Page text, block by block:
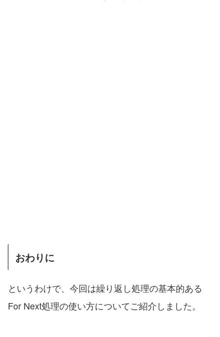
おわりに
というわけで、今回は繰り返し処理の基本的ある
For Next処理の使い方についてご紹介しました。